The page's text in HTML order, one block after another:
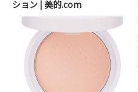
ション | 美的.com